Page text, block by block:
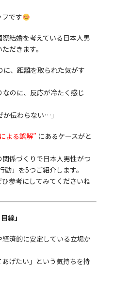
です
結婚を考えている日本人男
だきます。
に、距離を取られた気がす
なのに、反応が冷たく感じ
か伝わらない…」
よる誤解” にあるケースがと
係づくりで日本人男性がつ
」を5つご紹介します。
参考にしてみてくださいね
線」
済的に安定している立場か
あげたい」という気持ちを持